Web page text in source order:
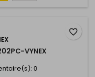
VYNEX
0
favorite_border